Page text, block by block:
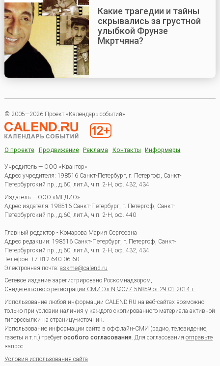
Какие трагедии и тайны
скрывались за грустной
улыбкой Фрунзе
Мкртчяна?
© 2005—2026 Проект «Календарь событий»
О проекте Продвижение Реклама Контакты Информеры
Учредитель — ООО «Квантор»
Адрес учредителя: 198516 Санкт-Петербург, г. Петергоф, Санкт-
Петербургский пр., д.60, лит.А, ч.п. 2-Н, оф. 432, 434
Издатель — ООО «МЕДИО»
Адрес издателя: 198516 Санкт-Петербург, г. Петергоф, Санкт-
Петербургский пр., д.60, лит.А, ч.п. 2-Н, оф. 440
Главный редактор - Комарова Мария Сергеевна
Адрес редакции: 198516 Санкт-Петербург, г. Петергоф Санкт-
Петербургский пр., д.60, лит.А, ч.п. 2-Н, оф. 432, 434
Телефон: +7 812 640-06-60
Электронная почта: askme@calend.ru
Сетевое издание зарегистрировано Роскомнадзором,
Свидетельство о регистрации СМИ Эл.N ФС77-56859 от 29.01.2014 г.
Использование любой информации CALEND.RU на веб-сайтах возможно
только при условии наличия у каждого скопированного материала активной
гиперссылки на страницу-источник.
Использование информации сайта в оффлайн-СМИ (радио, телевидение,
газеты и т.п.) требуетособого согласования. Для согласования отправьте
запрос.
Условия использования сайта